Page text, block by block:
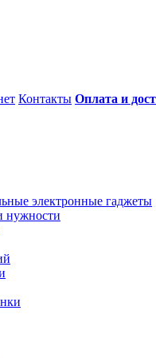
Контакты Оплата и
электронные гаджеты
нужности